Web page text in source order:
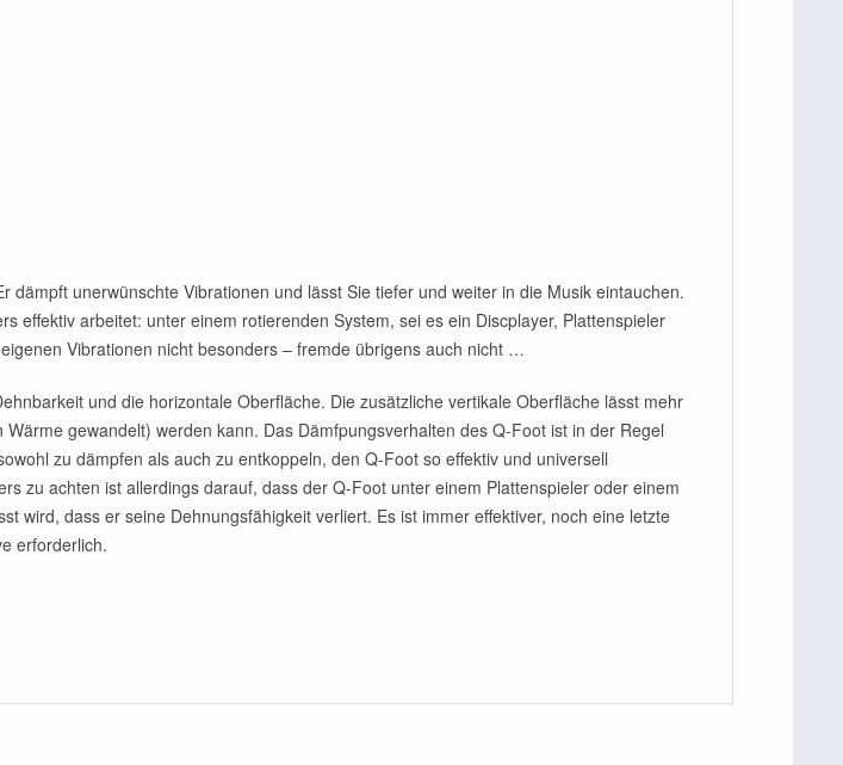
unerwünschte Vibrationen und lässt Sie tiefer und weiter in die Musik eintauchen.
effektiv arbeitet: unter einem rotierenden System, sei es ein Discplayer, Plattenspieler
Vibrationen nicht besonders – fremde übrigens auch nicht …
und die horizontale Oberfläche. Die zusätzliche vertikale Oberfläche lässt mehr
gewandelt) werden kann. Das Dämfpungsverhalten des Q-Foot ist in der Regel
zu dämpfen als auch zu entkoppeln, den Q-Foot so effektiv und universell
zu achten ist allerdings darauf, dass der Q-Foot unter einem Plattenspieler oder einem
wird, dass er seine Dehnungsfähigkeit verliert. Es ist immer effektiver, noch eine letzte
erforderlich.